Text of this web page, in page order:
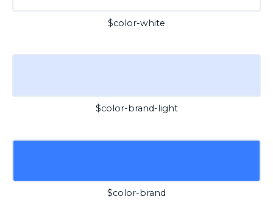
$color-white
$color-brand-light
$color-brand